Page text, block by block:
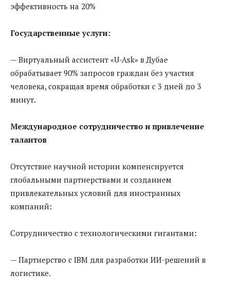
эффективность на 20%
Государственные услуги:
— Виртуальный ассистент «U-Ask» в Дубае
обрабатывает 90% запросов граждан без участия
человека, сокращая время обработки с 3 дней до 3
минут.
Международное сотрудничество и привлечение
талантов
Отсутствие научной истории компенсируется
глобальными партнерствами и созданием
привлекательных условий для иностранных
компаний:
Сотрудничество с технологическими гигантами:
— Партнерство с IBM для разработки ИИ-решений в
логистике.